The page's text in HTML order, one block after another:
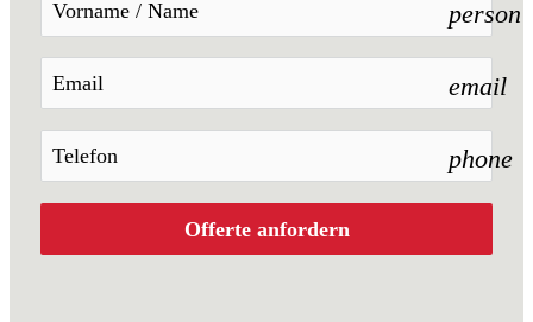
person
email
phone
Offerte anfordern